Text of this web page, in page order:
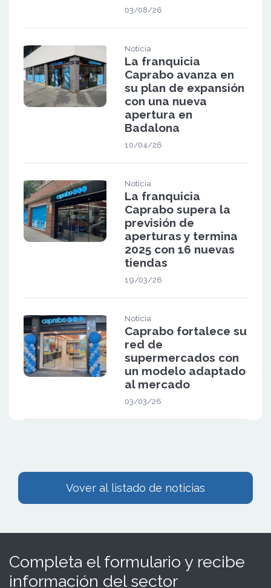
03/08/26
Noticia
La franquicia
Caprabo avanza en
su plan de expansión
con una nueva
apertura en
Badalona
10/04/26
Noticia
La franquicia
Caprabo supera la
previsión de
aperturas y termina
2025 con 16 nuevas
tiendas
19/03/26
Noticia
Caprabo fortalece su
red de
supermercados con
un modelo adaptado
al mercado
03/03/26
Vover al listado de noticias
Completa el formulario y recibe
información del sector